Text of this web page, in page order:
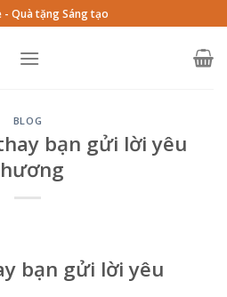
- Quà tặng Sáng tạo
BLOG
bạn gửi lời yêu
bạn gửi lời yêu